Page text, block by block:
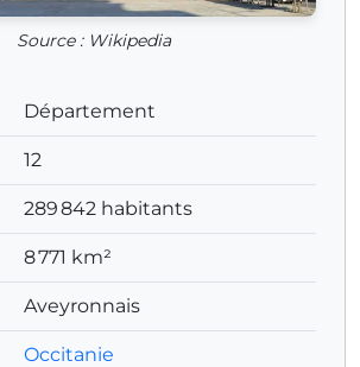
Source : Wikipedia
Département
12
289 842 habitants
8 771 km²
Aveyronnais
Occitanie